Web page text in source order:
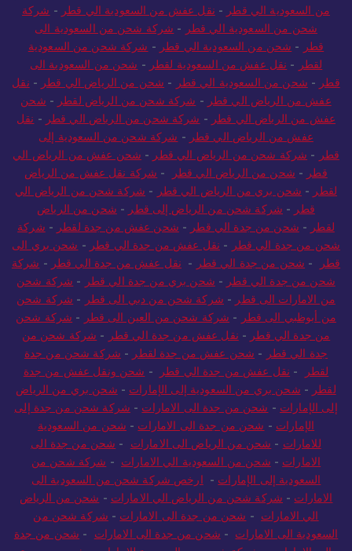
من السعودية الي قطر - نقل عفش من السعودية الي قطر - شركة
شحن من السعودية الي قطر - شركة شحن من السعودية الى
قطر - شحن من السعودية الي قطر - شركة شحن من السعودية
لقطر - نقل عفش من السعودية لقطر - شحن من السعودية الى
قطر - شحن من السعودية الي قطر - شحن من الرياض الي قطر - نقل
عفش من الرياض الي قطر - شركة شحن من الرياض لقطر - شحن
عفش من الرياض الي قطر - شركة شحن من الرياض الي قطر - نقل
عفش من الرياض الي قطر - شركة شحن من السعودية إلى
قطر - شركة شحن من الرياض الي قطر - شحن عفش من الرياض الي
قطر - شحن من الرياض الي قطر - شركة نقل عفش من الرياض
لقطر - شحن بري من الرياض الي قطر - شركة شحن من الرياض الي
قطر - شركة شحن من الرياض إلى قطر - شحن من الرياض
لقطر - شحن من جدة الي قطر - شحن عفش من جدة لقطر - شركة
شحن من جدة الي قطر - نقل عفش من جدة الي قطر - شحن بري الى
قطر
- شحن من جدة الي قطر - نقل عفش من جدة الي قطر - شركة
شحن من جدة الي قطر - شحن بري من جدة الي قطر - شركة شحن
من الامارات الى قطر - شركة شحن من دبي الى قطر - شركة شحن
من أبوظبي الى قطر - شركة شحن من العين الى قطر - شركة شحن
من جدة الي قطر - نقل عفش من جدة الي قطر - شركة شحن من
جدة الي قطر - شحن عفش من جدة لقطر - شركة شحن من جدة
لقطر
- نقل عفش من جدة الي قطر - شحن ونقل عفش من جدة
لقطر - شحن بري من السعودية إلى الإمارات - شحن بري من الرياض
إلى الإمارات - شحن من جدة الى الامارات - شركة شحن من جدة إلى
الإمارات - شحن من جدة الى الامارات - شحن من السعودية
للامارات - شحن من الرياض الى الامارات - شحن من جدة الى
الامارات - شحن من السعودية الي الامارات - شركة شحن من
السعودية إلى الإمارات - ارخص شركة شحن من السعودية الى
الامارات - شركة شحن من الرياض الي الامارات - شحن من الرياض
الي الامارات - شحن من جدة الى الامارات - شركة شحن من
السعودية الى الامارات - شحن من جدة الى الامارات - شحن من جدة